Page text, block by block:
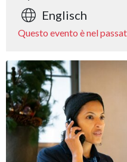
Englisch
Questo evento è nel